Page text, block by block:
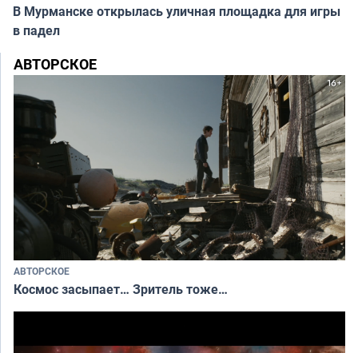
В Мурманске открылась уличная площадка для игры
в падел
АВТОРСКОЕ
АВТОРСКОЕ
Космос засыпает… Зритель тоже…